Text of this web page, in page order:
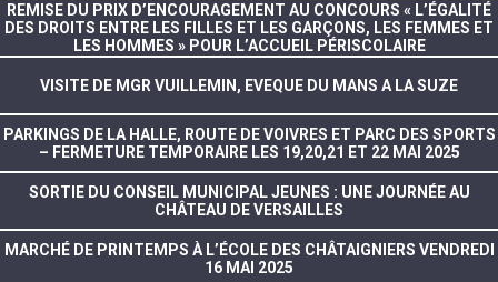
REMISE DU PRIX D’ENCOURAGEMENT AU CONCOURS « L’ÉGALITÉ
DES DROITS ENTRE LES FILLES ET LES GARÇONS, LES FEMMES ET
LES HOMMES » POUR L’ACCUEIL PÉRISCOLAIRE
VISITE DE MGR VUILLEMIN, EVEQUE DU MANS A LA SUZE
PARKINGS DE LA HALLE, ROUTE DE VOIVRES ET PARC DES SPORTS
– FERMETURE TEMPORAIRE LES 19,20,21 ET 22 MAI 2025
SORTIE DU CONSEIL MUNICIPAL JEUNES : UNE JOURNÉE AU
CHÂTEAU DE VERSAILLES
MARCHÉ DE PRINTEMPS À L’ÉCOLE DES CHÂTAIGNIERS VENDREDI
16 MAI 2025